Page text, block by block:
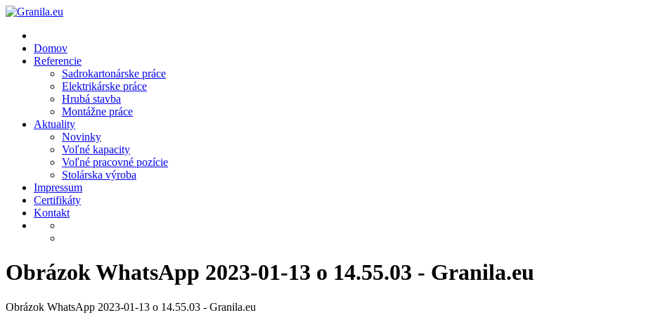
Skip
content
Domov
Referencie
Sadrokartonárske práce
Elektrikárske práce
Hrubá stavba
Montážne práce
Aktuality
Novinky
Voľné kapacity
Voľné pracovné pozície
Stolárska výroba
Impressum
Certifikáty
Kontakt
Obrázok WhatsApp 2023-01-13 o 14.55.03 - Granila.eu
Obrázok WhatsApp 2023-01-13 o 14.55.03 - Granila.eu